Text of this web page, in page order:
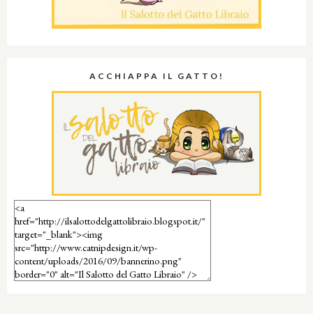
ACCHIAPPA IL GATTO!